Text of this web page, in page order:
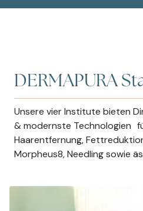
DERMAPURA
Unsere vier Institute bieten
& modernste Technologien
Haarentfernung,
Morpheus8, Needling sowie